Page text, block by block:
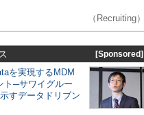
（Recruiting）
[Sponsored]
を実現するMDM
ト─サワイグルー
すデータドリブン